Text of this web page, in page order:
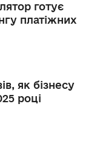
готує
платіжних
як бізнесу
році